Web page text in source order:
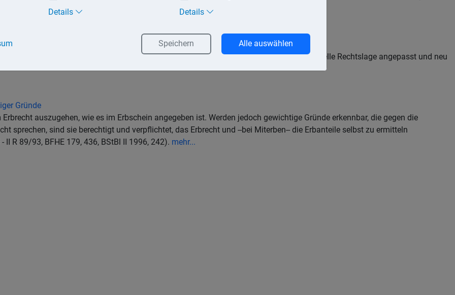
gibt.
mehr...
Unternehmern
hat das Bundesfinanzministerium die folgenden Vordruckmuster an die aktuelle Rechtslage angepasst und neu
Gründe
auszugehen, wie es im Erbschein angegeben ist. Werden jedoch gewichtige Gründe erkennbar, die gegen die
sprechen, sind sie berechtigt und verpflichtet, das Erbrecht und --bei Miterben-- die Erbanteile selbst zu ermitteln
R 89/93, BFHE 179, 436, BStBl II 1996, 242). mehr...
Details Details
Speichern Alle auswählen